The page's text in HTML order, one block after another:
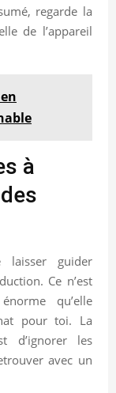
regarde la
de l’appareil
à
guider
Ce n’est
qu’elle
pour toi. La
d’ignorer les
avec un